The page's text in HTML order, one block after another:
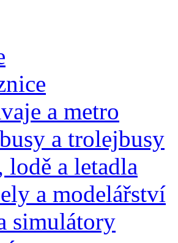
a metro
a trolejbusy
lodě a letadla
a modelářství
simulátory